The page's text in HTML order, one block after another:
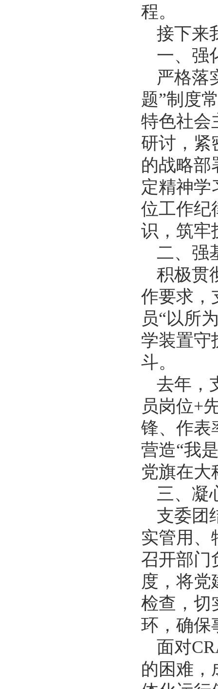
程。
接下来
一、强
严格落
题”制度
特色社会
研讨，紧
的战略部
定精神学
位工作纪
识，筑牢
二、强
积极贯
作要求，
员“以所
学装置守
斗。
去年，
员岗位+
锋、作表
营造“我
党旗在大
三、凝
支委团
实管用、
召开部门
度，将党
检查，切
环，确保
面对
的困难，